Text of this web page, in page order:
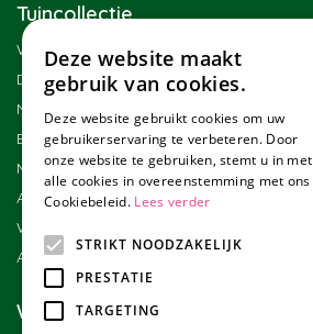
Tuincollectie
Winkel
Duurzaamheid
Nieuwsbrief
Blog
Merken
Assortiment
Werken bij Tuincollectie
Affiliate marketing
Wie zijn wij?
Deze website maakt
gebruik van cookies.
Deze website gebruikt cookies om uw
gebruikerservaring te verbeteren. Door
onze website te gebruiken, stemt u in met
alle cookies in overeenstemming met ons
Cookiebeleid. Lees verder
STRIKT NOODZAKELIJK
PRESTATIE
TARGETING